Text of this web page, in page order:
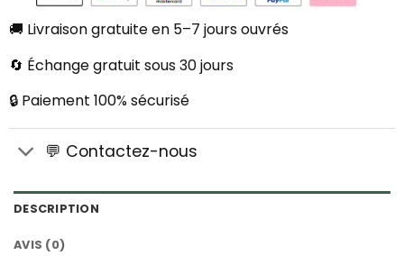
🚚 Livraison gratuite en 5–7 jours ouvrés
🔄 Échange gratuit sous 30 jours
🔒 Paiement 100% sécurisé
💬 Contactez-nous
DESCRIPTION
AVIS (0)